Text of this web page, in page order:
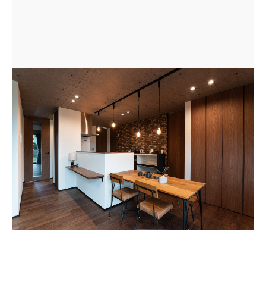
落ち着いた色合いのコーディネートとペンダントライト
でおしゃれなカフェのようなダイニングキッチン